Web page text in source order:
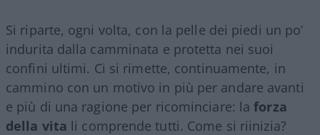
Si riparte, ogni volta, con la pelle dei piedi un po’
indurita dalla camminata e protetta nei suoi
confini ultimi. Ci si rimette, continuamente, in
cammino con un motivo in più per andare avanti
e più di una ragione per ricominciare: laforza
della vita li comprende tutti. Come si riinizia?